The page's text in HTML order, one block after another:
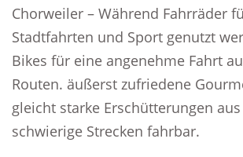
Chorweiler – Während Fahrräder
Stadtfahrten und Sport genutzt
Bikes für eine angenehme Fahrt
Routen. äußerst zufriedene
gleicht starke Erschütterungen
schwierige Strecken fahrbar.